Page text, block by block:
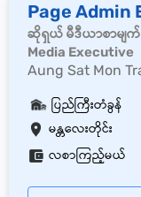
Page Admin
ဆိုရှယ် မီဒီယာစာမျက်
Media Executive
Aung Sat Mon
မန္တလေးတိုင်း
ပြည်ကြီးတံခွန်
လစာကြည့်မယ်